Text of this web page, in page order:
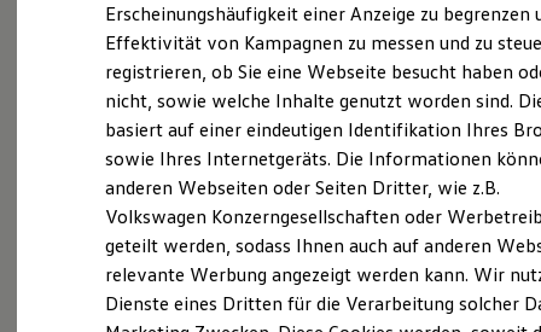
Ladezeitensimulator
Batterie
Sicherheit
Garantie und Lebensdauer
Nachhaltigkeit
Technologie
Kosten und Kauf
Verbrauchskosten
Kaufoptionen
E-Auto-Förderung
Software und Konnektivität
Die ID. Software 6
ID. Software Versionen und Updates
Digitale Extras
Schnittstellen zu Ihrem ID.
Servicetermin buchen
Serviceanfrage stellen
Erscheinungshäufigkeit einer Anzeige zu begrenzen
Effektivität von Kampagnen zu messen und zu
registrieren, ob Sie eine Webseite besucht haben
nicht, sowie welche Inhalte genutzt worden sind.
basiert auf einer eindeutigen Identifikation Ihres
sowie Ihres Internetgeräts. Die Informationen
anderen Webseiten oder Seiten Dritter, wie z.B.
Volkswagen Konzerngesellschaften oder
geteilt werden, sodass Ihnen auch auf anderen
relevante Werbung angezeigt werden kann. Wir
Dienste eines Dritten für die Verarbeitung solcher